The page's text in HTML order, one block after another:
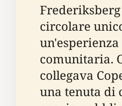
circolare
comunitaria.
collegava
una tenuta di